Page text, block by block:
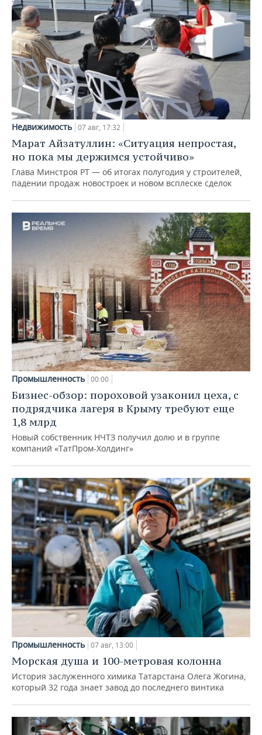
Недвижимость 07 авг, 17:32
Марат Айзатуллин: «Ситуация непростая,
но пока мы держимся устойчиво»
Глава Минстроя РТ — об итогах полугодия у строителей,
падении продаж новостроек и новом всплеске сделок
Промышленность 00:00
Бизнес-обзор: пороховой узаконил цеха, с
подрядчика лагеря в Крыму требуют еще
1,8 млрд
Новый собственник НЧТЗ получил долю и в группе
компаний «ТатПром-Холдинг»
Промышленность 07 авг, 13:00
Морская душа и 100-метровая колонна
История заслуженного химика Татарстана Олега Жогина,
который 32 года знает завод до последнего винтика